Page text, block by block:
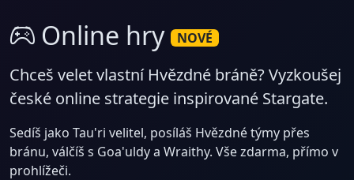
Online hry NOVÉ
Chceš velet vlastní Hvězdné bráně? Vyzkoušej
české online strategie inspirované Stargate.
Sedíš jako Tau'ri velitel, posíláš Hvězdné týmy přes
bránu, válčíš s Goa'uldy a Wraithy. Vše zdarma, přímo v
prohlížeči.